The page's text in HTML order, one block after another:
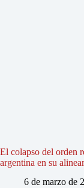
El colapso del orden
argentina en su
6 de marzo de